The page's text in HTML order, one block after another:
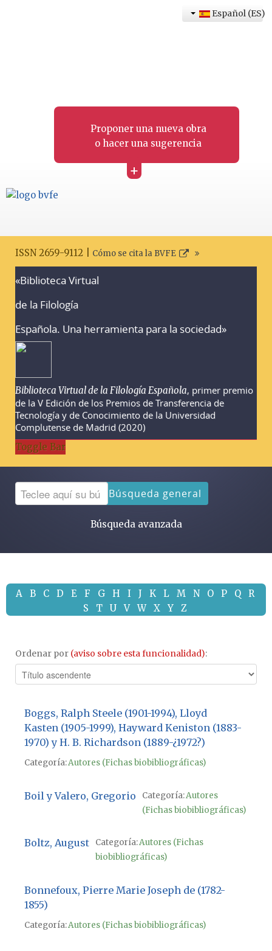
Proponer una nueva obra
o hacer una sugerencia
+
Español (ES)
ISSN 2659-9112 | Cómo se cita la BVFE
«Biblioteca Virtual
de la Filología
Española. Una herramienta para la sociedad»
Biblioteca Virtual de la Filología Española, primer premio
de la V Edición de los Premios de Transferencia de
Tecnología y de Conocimiento de la Universidad
Complutense de Madrid (2020)
Toggle Bar
Búsqueda general
Búsqueda avanzada
A B C D E F G H I J K L M N O P Q
R
S
T U V W X Y Z
Ordenar por (aviso sobre esta funcionalidad):
Boggs, Ralph Steele (1901-1994), Lloyd
Kasten (1905-1999), Hayward Keniston (1883-
1970) y H. B. Richardson (1889-¿1972?)
Categoría:Autores (Fichas biobibliográficas)
Boil y Valero, Gregorio Categoría:Autores
(Fichas biobibliográficas)
Boltz, August Categoría:Autores (Fichas
biobibliográficas)
Bonnefoux, Pierre Marie Joseph de (1782-
1855)
Categoría:Autores (Fichas biobibliográficas)